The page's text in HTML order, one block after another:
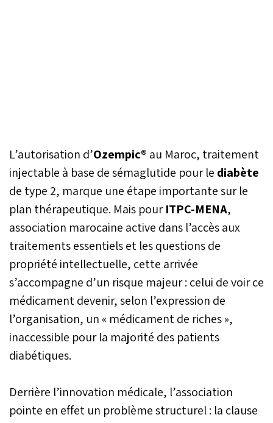
L’autorisation d’Ozempic® au Maroc, traitement
injectable à base de sémaglutide pour le diabète
de type 2, marque une étape importante sur le
plan thérapeutique. Mais pourITPC-MENA,
association marocaine active dans l’accès aux
traitements essentiels et les questions de
propriété intellectuelle, cette arrivée
s’accompagne d’un risque majeur : celui de voir ce
médicament devenir, selon l’expression de
l’organisation, un « médicament de riches »,
inaccessible pour la majorité des patients
diabétiques.
Derrière l’innovation médicale, l’association
pointe en effet un problème structurel : la clause